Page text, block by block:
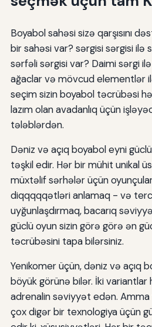
Yeni başlayanlar üçün tikinti və
yaxşı?
Boyabol daha da tikinti və ya
Qarışıq boyabol qarşısında
Daxili və açıq boyabol üçün
Açıq boyabol tikinti daha ən
⁇ - ⁇ ⁇ ⁇ ⁇
Mən yaxınlığında tikinti və
Uşaqlar həm də içəri və açıq
⁇ : Embracing Her Boyaball
Boyabol sahəsi sizə qarşısını
bir sahəsi var? sərgisi sərgisi ilə
sərfəli sərgisi var? Daimi sərgi
ağaclar və mövcud elementlər
seçim sizin boyabol təcrübəsi
lazım olan avadanlıq üçün
tələblərdən.
Dəniz və açıq boyabol eyni
təşkil edir. Hər bir mühit unikal
müxtəlif sərhələr üçün
diqqqqqətləri anlamaq - və
uyğunlaşdırmaq, bacarıq
güclü oyun sizin görə görə ən
təcrübəsini tapa bilərsiniz.
Yenikomer üçün, dəniz və açıq
böyük görünə bilər. İki
adrenalin səviyyət edən.
çox digər bir texnologiya üçün